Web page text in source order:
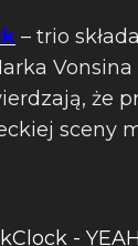
– trio
Vonsina
że
sceny